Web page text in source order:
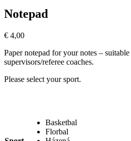
Notepad
€ 4,00
Paper notepad for your notes –
supervisors/referee coaches.
Please select your sport.
Basketbal
Florbal